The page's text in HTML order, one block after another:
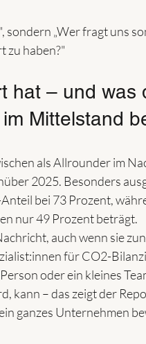
sondern „Wer fragt uns
zu haben?"
hat – und was
Mittelstand
als Allrounder im
2025. Besonders
bei 73 Prozent,
nur 49 Prozent beträgt.
auch wenn sie
für CO2-
oder ein kleines
kann – das zeigt der
ganzes Unternehmen